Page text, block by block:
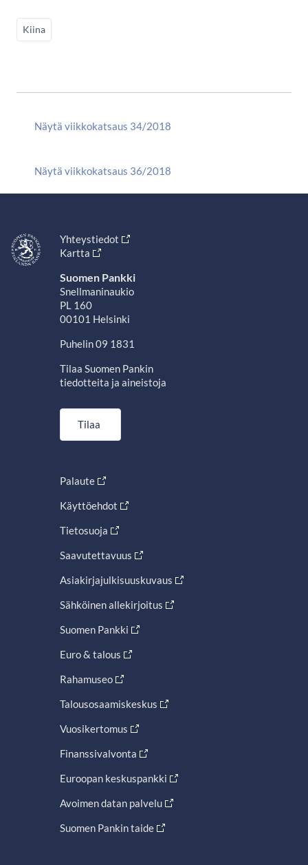
Kiina
Näytä viikkokatsaus 34/2018
Näytä viikkokatsaus 36/2018
Yhteystiedot
Kartta
Suomen Pankki
Snellmaninaukio
PL 160
00101 Helsinki
Puhelin 09 1831
Tilaa Suomen Pankin
tiedotteita ja aineistoja
Tilaa
Palaute
Käyttöehdot
Tietosuoja
Saavutettavuus
Asiakirjajulkisuuskuvaus
Sähköinen allekirjoitus
Suomen Pankki
Euro & talous
Rahamuseo
Talousosaamiskeskus
Vuosikertomus
Finanssivalvonta
Euroopan keskuspankki
Avoimen datan palvelu
Suomen Pankin taide